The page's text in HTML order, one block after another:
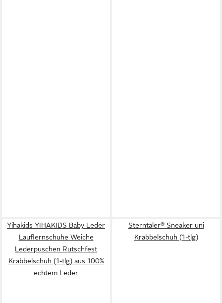
Yihakids YIHAKIDS Baby Leder
Lauflernschuhe Weiche
Lederpuschen Rutschfest
Krabbelschuh (1-tlg) aus 100%
echtem Leder
Sterntaler® Sneaker uni
Krabbelschuh (1-tlg)